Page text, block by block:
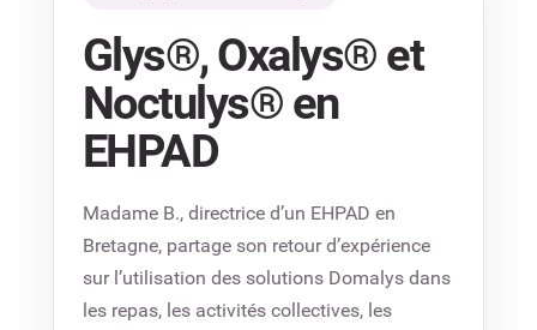
Glys®, Oxalys® et
Noctulys® en
EHPAD
Madame B., directrice d’un EHPAD en
Bretagne, partage son retour d’expérience
sur l’utilisation des solutions Domalys dans
les repas, les activités collectives, les